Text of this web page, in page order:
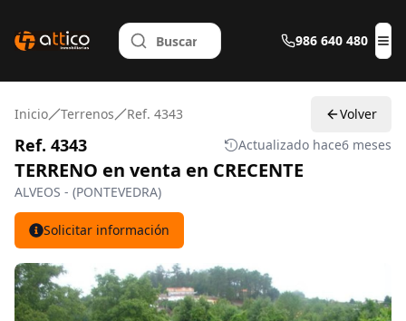
986 640 480
Inicio Terrenos Ref. 4343 Volver
Ref. 4343 Actualizado hace6 meses
TERRENO en venta en CRECENTE
ALVEOS - (PONTEVEDRA)
Solicitar información